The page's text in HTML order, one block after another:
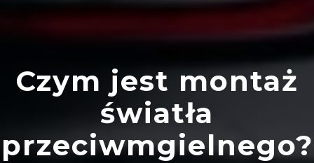
Czym jest montaż
światła
przeciwmgielnego?